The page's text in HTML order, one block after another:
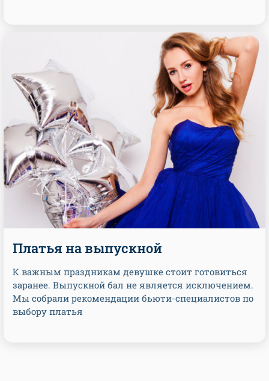
Платья на выпускной
К важным праздникам девушке стоит готовиться
заранее. Выпускной бал не является исключением.
Мы собрали рекомендации бьюти-специалистов по
выбору платья